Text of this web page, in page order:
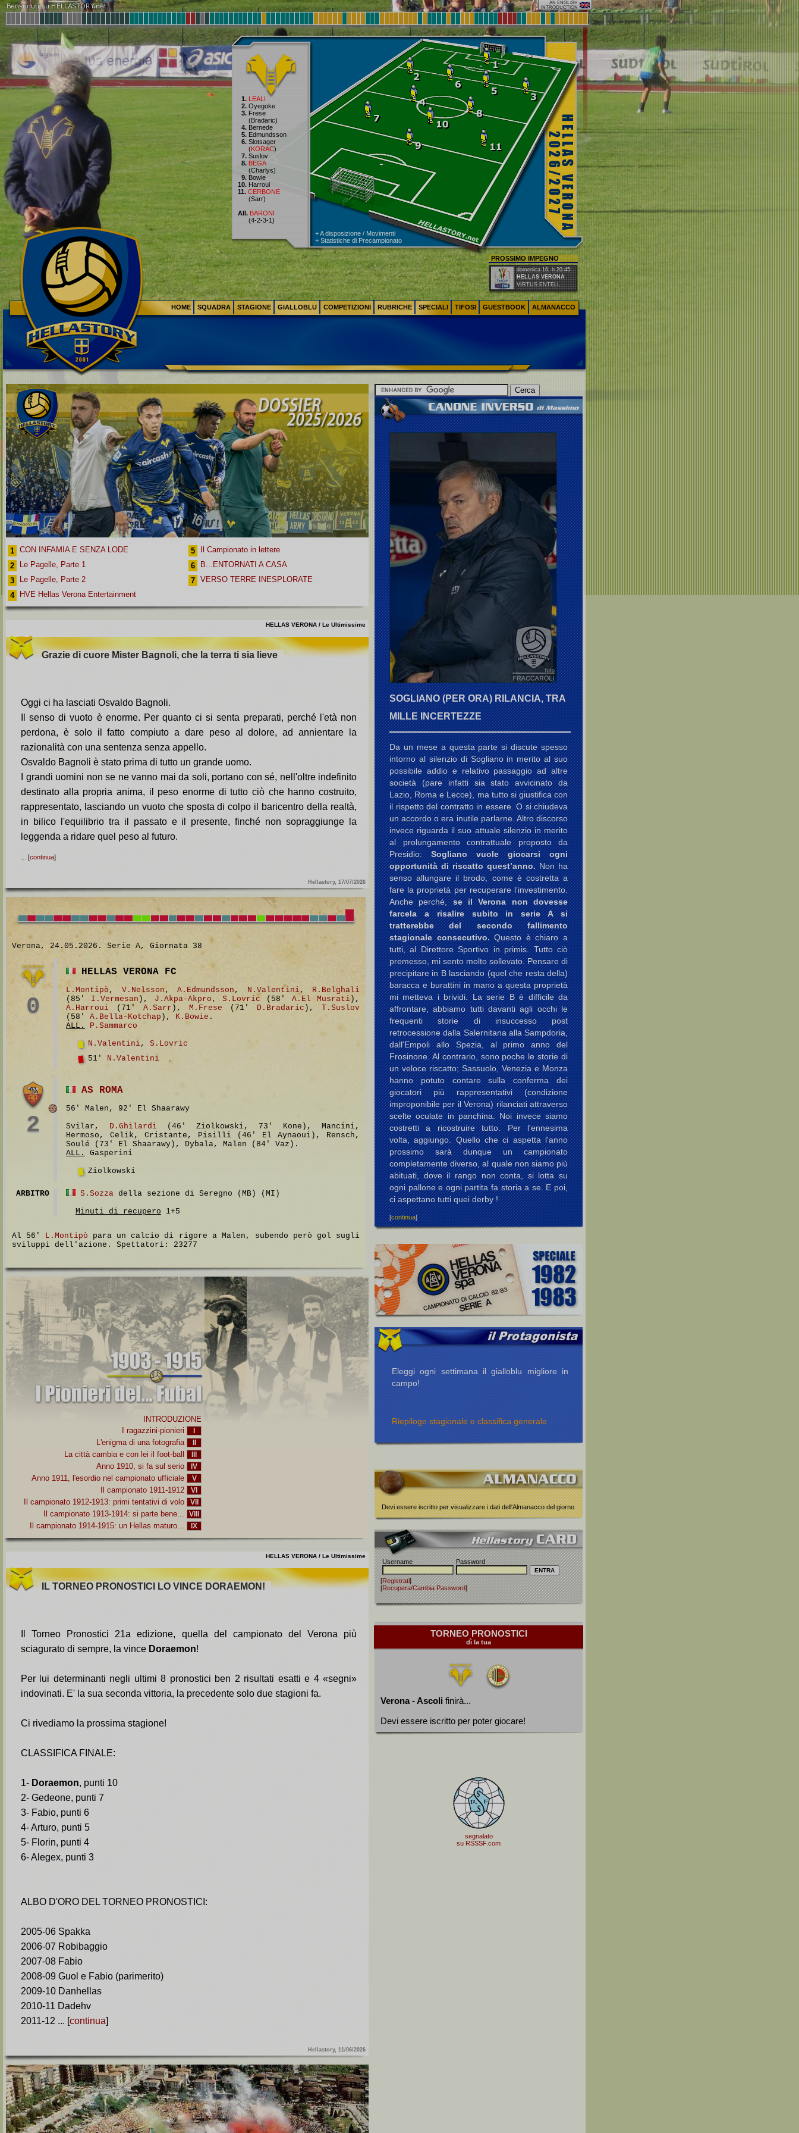
1. LEALI
2. Oyegoke
3. Frese
(Bradaric)
4. Bernede
5. Edmundsson
6. Slotsager
(KORAC)
7. Suslov
8. BEGA
(Charlys)
9. Bowie
10. Harroui
11. CERBONE
(Sarr)
All. BARONI
(4-2-3-1)
+A disposizione / Movimenti
+ Statistiche di Precampionato
PROSSIMO IMPEGNO
domenica 16, h 20:45
HELLAS VERONA
VIRTUS ENTELL.
1 CON INFAMIA E SENZA LODE
2
Le Pagelle, Parte 1
3
Le Pagelle, Parte 2
4
HVE Hellas Verona Entertainment
5
Il Campionato in lettere
6
B...ENTORNATI A CASA
7 VERSO TERRE INESPLORATE
HELLAS VERONA / Le Ultimissime
Grazie di cuore Mister Bagnoli, che la terra ti sia lieve
Oggi ci ha lasciati Osvaldo Bagnoli.
Il senso di vuoto è enorme. Per quanto ci si senta preparati, perché l'età non
perdona, è solo il fatto compiuto a dare peso al dolore, ad annientare la
razionalità con una sentenza senza appello.
Osvaldo Bagnoli è stato prima di tutto un grande uomo.
I grandi uomini non se ne vanno mai da soli, portano con sé, nell'oltre indefinito
destinato alla propria anima, il peso enorme di tutto ciò che hanno costruito,
rappresentato, lasciando un vuoto che sposta di colpo il baricentro della realtà,
in bilico l'equilibrio tra il passato e il presente, finché non sopraggiunge la
leggenda a ridare quel peso al futuro.
... [continua]
Hellastory, 17/07/2026
Verona, 24.05.2026. Serie A, Giornata 38
0
HELLAS VERONA FC
L.Montipò , V.Nelsson , A.Edmundsson , N.Valentini,
R.Belghali
(85' I.Vermesan ), J.Akpa-Akpro ,S.Lovric (58' A.El Musrati ),
A.Harroui (71' A.Sarr ), M.Frese (71' D.Bradaric ), T.Suslov
(58' A.Bella-Kotchap ), K.Bowie .
ALL.
P.Sammarco
N.Valentini, S.Lovric
51'
N.Valentini
2
AS ROMA
56' Malen, 92' El Shaarawy
Svilar,
D.Ghilardi (46' Ziolkowski, 73' Kone), Mancini,
Hermoso, Celik, Cristante, Pisilli (46' El Aynaoui), Rensch,
Soulé (73' El Shaarawy), Dybala, Malen (84' Vaz).
ALL.
Gasperini
Ziolkowski
ARBITRO S.Sozza della sezione di Seregno (MB) (MI)
Minuti di recupero 1+5
Al 56' L.Montipò para un calcio di rigore a Malen, subendo però gol sugli
sviluppi dell'azione. Spettatori: 23277
INTRODUZIONE
I ragazzini-pionieri
I
L'enigma di una fotografia II
La città cambia e con lei il foot-ball III
Anno 1910, si fa sul serio IV
Anno 1911, l'esordio nel campionato ufficiale V
Il campionato 1911-1912 VI
Il campionato 1912-1913: primi tentativi di volo VII
Il campionato 1913-1914: si parte bene... VIII
Il campionato 1914-1915: un Hellas maturo... IX
HELLAS VERONA / Le Ultimissime
IL TORNEO PRONOSTICI LO VINCE DORAEMON!
Il Torneo Pronostici 21a edizione, quella del campionato del Verona più
sciagurato di sempre, la vince Doraemon!
Per lui determinanti negli ultimi 8 pronostici ben 2 risultati esatti e 4 «segni»
indovinati. E' la sua seconda vittoria, la precedente solo due stagioni fa.
Ci rivediamo la prossima stagione!
CLASSIFICA FINALE:
1- Doraemon, punti 10
2- Gedeone, punti 7
3- Fabio, punti 6
4- Arturo, punti 5
5- Florin, punti 4
6- Alegex, punti 3
ALBO D'ORO DEL TORNEO PRONOSTICI:
2005-06 Spakka
2006-07 Robibaggio
2007-08 Fabio
2008-09 Guol e Fabio (parimerito)
2009-10 Danhellas
2010-11 Dadehv
2011-12 ... [continua]
Hellastory, 11/06/2026
SOGLIANO (PER ORA) RILANCIA, TRA
MILLE INCERTEZZE
Da un mese a questa parte si discute spesso
intorno al silenzio di Sogliano in merito al suo
possibile addio e relativo passaggio ad altre
società (pare infatti sia stato avvicinato da
Lazio, Roma e Lecce), ma tutto si giustifica con
il rispetto del contratto in essere. O si chiudeva
un accordo o era inutile parlarne. Altro discorso
invece riguarda il suo attuale silenzio in merito
al prolungamento contrattuale proposto da
Presidio:Sogliano vuole giocarsi ogni
opportunità di riscatto quest’anno.Non ha
senso allungare il brodo, come è costretta a
fare la proprietà per recuperare l’investimento.
Anche perché,se il Verona non dovesse
farcela a risalire subito in serie A si
tratterebbe del secondo fallimento
stagionale consecutivo.Questo è chiaro a
tutti, al Direttore Sportivo in primis. Tutto ciò
premesso, mi sento molto sollevato. Pensare di
precipitare in B lasciando (quel che resta della)
baracca e burattini in mano a questa proprietà
mi metteva i brividi. La serie B è difficile da
affrontare, abbiamo tutti davanti agli occhi le
frequenti storie di insuccesso post
retrocessione dalla Salernitana alla Sampdoria,
dall'Empoli allo Spezia, al primo anno del
Frosinone. Al contrario, sono poche le storie di
un veloce riscatto; Sassuolo, Venezia e Monza
hanno potuto contare sulla conferma dei
giocatori più rappresentativi (condizione
improponibile per il Verona) rilanciati attraverso
scelte oculate in panchina. Noi invece siamo
costretti a ricostruire tutto. Per l'ennesima
volta, aggiungo. Quello che ci aspetta l'anno
prossimo sarà dunque un campionato
completamente diverso, al quale non siamo più
abituati, dove il rango non conta, si lotta su
ogni pallone e ogni partita fa storia a se. E poi,
ci aspettano tutti quei derby !
[continua]
Eleggi ogni settimana il gialloblu migliore in
campo!
Riepilogo stagionale e classifica generale
Devi essere iscritto per visualizzare i dati dell'Almanacco del giorno
Username Password
[Registrati]
[Recupera/Cambia Password]
TORNEO PRONOSTICI
dì la tua
Verona - Ascoli finirà...
Devi essere iscritto per poter giocare!
segnalato
su RSSSF.com
HOME SQUADRA STAGIONE GIALLOBLU COMPETIZIONI RUBRICHE SPECIALI TIFOSI GUESTBOOK ALMANACCO